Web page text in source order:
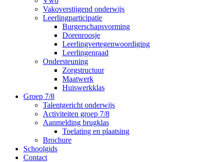
Vakoverstijgend onderwijs
Leerlingparticipatie
Burgerschapsvorming
Dorenroosje
Leerlingvertegenwoordiging
Leerlingenraad
Ondersteuning
Zorgstructuur
Maatwerk
Huiswerkklas
Groep 7/8
Talentgericht onderwijs
Activiteiten groep 7/8
Aanmelding brugklas
Toelating en plaatsing
Brochure
Schoolgids
Contact